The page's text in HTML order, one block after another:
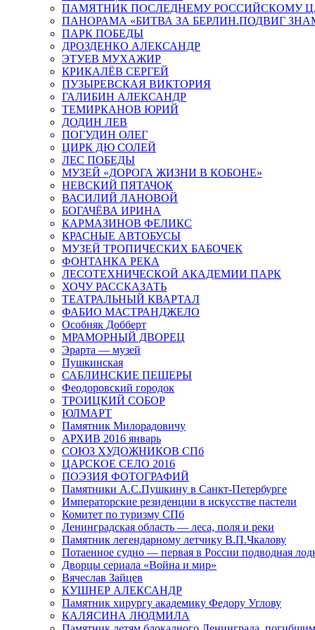
ПАМЯТНИК ПОСЛЕДНЕМУ РОССИЙСКОМУ
ПАНОРАМА «БИТВА ЗА БЕРЛИН.ПОДВИГ
ПАРК ПОБЕДЫ
ДРОЗДЕНКО АЛЕКСАНДР
ЭТУЕВ МУХАЖИР
КРИКАЛЁВ СЕРГЕЙ
ПУЗЫРЕВСКАЯ ВИКТОРИЯ
ГАЛИБИН АЛЕКСАНДР
ТЕМИРКАНОВ ЮРИЙ
ДОДИН ЛЕВ
ПОГУДИН ОЛЕГ
ЦИРК ДЮ СОЛЕЙ
ЛЕС ПОБЕДЫ
МУЗЕЙ «ДОРОГА ЖИЗНИ В КОБОНЕ»
НЕВСКИЙ ПЯТАЧОК
ВАСИЛИЙ ЛАНОВОЙ
БОГАЧЁВА ИРИНА
КАРМАЗИНОВ ФЕЛИКС
КРАСНЫЕ АВТОБУСЫ
МУЗЕЙ ТРОПИЧЕСКИХ БАБОЧЕК
ФОНТАНКА РЕКА
ЛЕСОТЕХНИЧЕСКОЙ АКАДЕМИИ ПАРК
ХОЧУ РАССКАЗАТЬ
ТЕАТРАЛЬНЫЙ КВАРТАЛ
ФАБИО МАСТРАНДЖЕЛО
Особняк Добберт
МРАМОРНЫЙ ДВОРЕЦ
Эрарта — музей
Пушкинская
САБЛИНСКИЕ ПЕЩЕРЫ
Феодоровский городок
ТРОИЦКИЙ СОБОР
ЮЛМАРТ
Памятник Милорадовичу
АРХИВ 2016 январь
СОЮЗ ХУДОЖНИКОВ СПб
ЦАРСКОЕ СЕЛО 2016
ПОЭЗИЯ ФОТОГРАФИЙ
Памятники А.С.Пушкину в Санкт-Петербурге
Императорские резиденции в искусстве пастели
Комитет по туризму СПб
Ленинградская область — леса, поля и реки
Памятник легендарному летчику В.П.Чкалову
Потаенное судно — первая в России подводная
Дворцы сериала «Война и мир»
Вячеслав Зайцев
КУШНЕР АЛЕКСАНДР
Памятник хирургу академику Федору Углову
КАЛЯСИНА ЛЮДМИЛА